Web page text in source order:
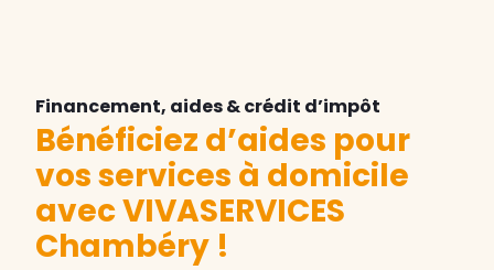
Financement, aides & crédit d’impôt
Bénéficiez d’aides pour
vos services à domicile
avec VIVASERVICES
Chambéry !